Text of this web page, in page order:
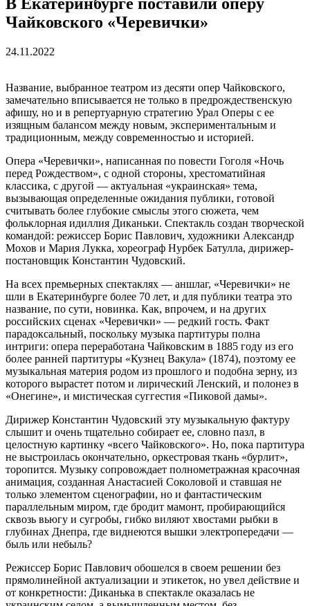
В Екатеринбурге поставили оперу
Чайковского «Черевички»
24.11.2022
Название, выбранное театром из десяти опер Чайковского,
замечательно вписывается не только в предрождественскую
афишу, но и в репертуарную стратегию Урал Оперы с ее
изящным балансом между новым, экспериментальным и
традиционным, между современностью и историей.
Опера «Черевички», написанная по повести Гоголя «Ночь
перед Рождеством», с одной стороны, хрестоматийная
классика, с другой — актуальная «украинская» тема,
вызывающая определенные ожидания публики, готовой
считывать более глубокие смыслы этого сюжета, чем
фольклорная идиллия Диканьки. Спектакль создан творческой
командой: режиссер Борис Павлович, художники Александр
Мохов и Мария Лукка, хореограф Нурбек Батулла, дирижер-
постановщик Константин Чудовский.
На всех премьерных спектаклях — аншлаг, «Черевички» не
шли в Екатеринбурге более 70 лет, и для публики театра это
название, по сути, новинка. Как, впрочем, и на других
российских сценах «Черевички» — редкий гость. Факт
парадоксальный, поскольку музыка партитуры полна
интриги: опера переработана Чайковским в 1885 году из его
более ранней партитуры «Кузнец Вакула» (1874), поэтому ее
музыкальная материя родом из прошлого и подобна зерну, из
которого вырастет потом и лирический Ленский, и полонез в
«Онегине», и мистическая суггестия «Пиковой дамы».
Дирижер Константин Чудовский эту музыкальную фактуру
слышит и очень тщательно собирает ее, словно пазл, в
целостную картинку «всего Чайковского». Но, пока партитура
не выстроилась окончательно, оркестровая ткань «бурлит»,
торопится. Музыку сопровождает полнометражная красочная
анимация, созданная Анастасией Соколовой и ставшая не
только элементом сценографии, но и фантастическим
параллельным миром, где бродит мамонт, пробирающийся
сквозь вьюгу и сугробы, гибко виляют хвостами рыбки в
глубинах Днепра, где виднеются вышки электропередачи —
быль или небыль?
Режиссер Борис Павлович обошелся в своем решении без
прямолинейной актуализации и этикеток, но увел действие и
от конкретности: Диканька в спектакле оказалась не